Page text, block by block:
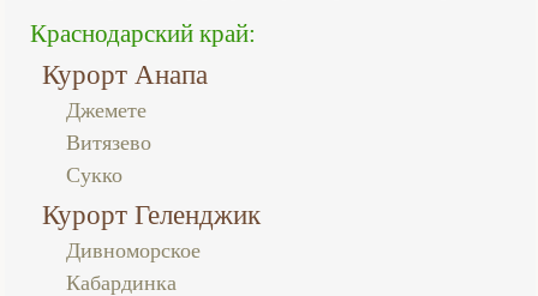
Краснодарский край:
Курорт Анапа
Джемете
Витязево
Сукко
Курорт Геленджик
Дивноморское
Кабардинка